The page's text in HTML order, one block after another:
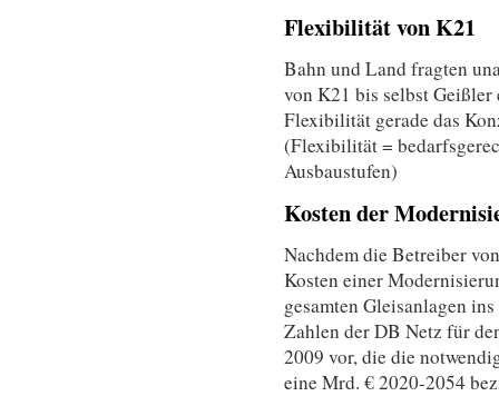
Flexibilität von K21
Bahn und Land fragten
von K21 bis selbst
Flexibilität gerade das
(Flexibilität =
Ausbaustufen)
Kosten der
Nachdem die Betreiber
Kosten einer
gesamten Gleisanlagen
Zahlen der DB Netz für
2009 vor, die die
eine Mrd. € 2020-2054